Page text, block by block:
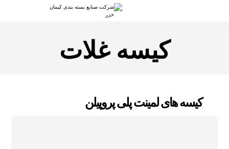
کیسه غلات
کیسه های لمینت پلی پروپیلن